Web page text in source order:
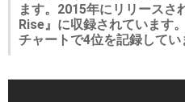
ます。2015年にリリースさ
Rise』に収録されています
チャートで4位を記録してい